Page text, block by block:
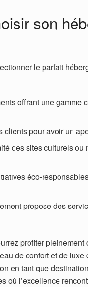
son
le parfait
offrant une gamme
pour avoir un
des sites culturels
éco-
propose des
profiter
de confort et de
en tant que
où l’excellence